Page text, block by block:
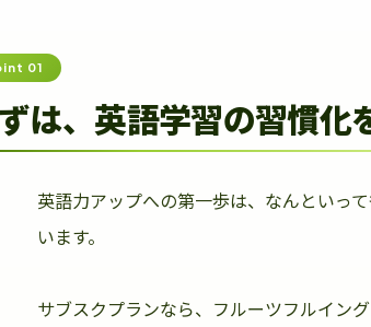
01
は、英語学習の習慣化
英語力アップへの第一歩は、なんといっ
います。
サブスクプランなら、フルーツフルイン